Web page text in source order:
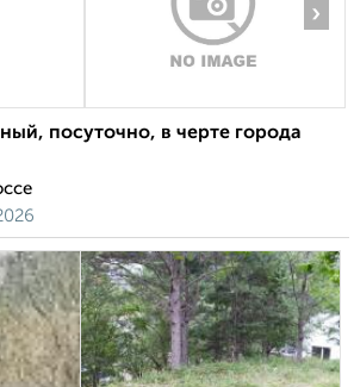
›
посуточно, в черте города